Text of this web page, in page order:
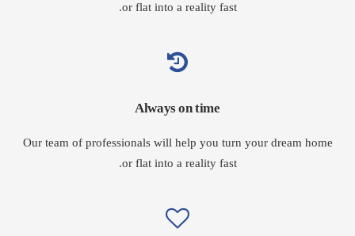
or flat into a reality fast.
Always on time
Our team of professionals will help you turn your dream home
or flat into a reality fast.